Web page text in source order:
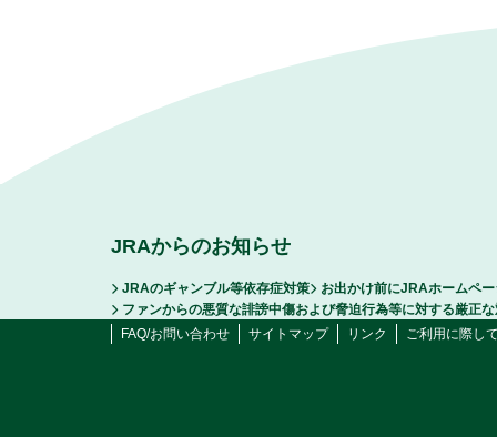
JRAからのお知らせ
JRAのギャンブル等依存症対策
お出かけ前にJRAホームペ
ファンからの悪質な誹謗中傷および脅迫行為等に対する厳正
FAQ/お問い合わせ
サイトマップ リンク ご利用に際し